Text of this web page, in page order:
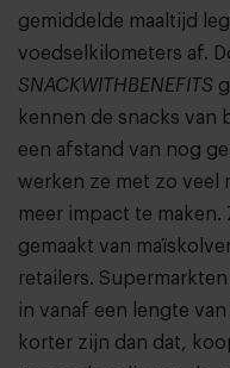
gemiddelde maaltijd
voedselkilometers af.
SNACKWITHBENEFITS
kennen de snacks van
een afstand van nog
werken ze met zo
meer impact te maken.
gemaakt van
retailers.
in vanaf een lengte
korter zijn dan dat,